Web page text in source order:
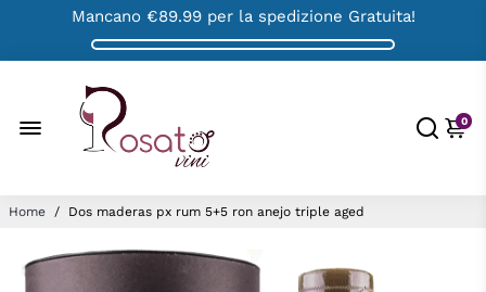
Mancano €89.99per la spedizione Gratuita!
0
Home / Dos maderas px rum 5+5 ron anejo triple aged